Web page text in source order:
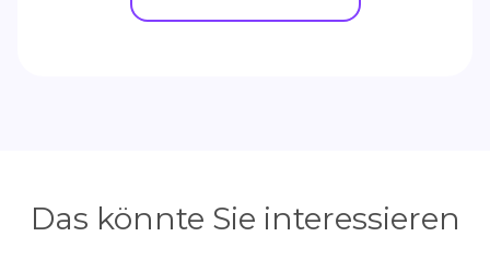
Das könnte Sie interessieren